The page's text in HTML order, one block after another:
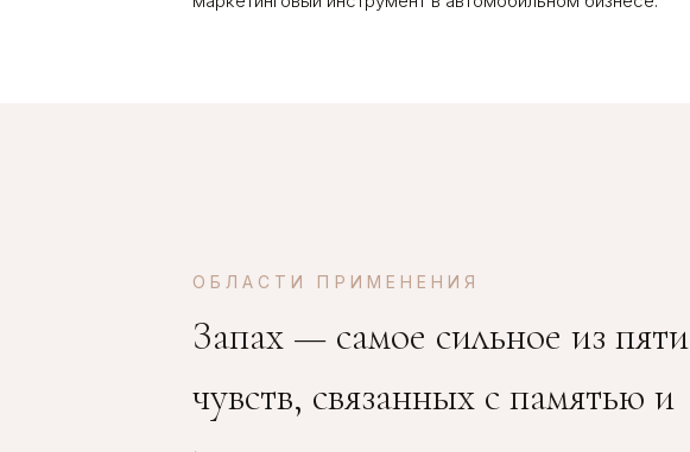
ОБЛАСТИ ПРИМЕНЕНИЯ
Запах — самое сильное из пяти
чувств, связанных с памятью и